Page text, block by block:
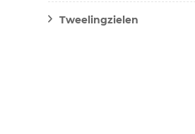
Tweelingzielen